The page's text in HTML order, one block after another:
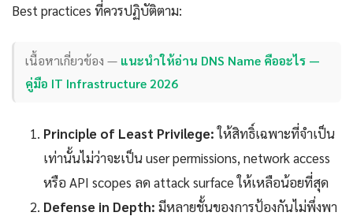
Best practices ที่ควรปฏิบัติตาม:
เนื้อหาเกี่ยวข้อง — แนะนำให้อ่าน DNS Name คืออะไร —
คู่มือ IT Infrastructure 2026
Principle of Least Privilege:ให้สิทธิ์เฉพาะที่จำเป็น
เท่านั้นไม่ว่าจะเป็น user permissions, network access
หรือ API scopes ลด attack surface ให้เหลือน้อยที่สุด
Defense in Depth: มีหลายชั้นของการป้องกันไม่พึ่งพา